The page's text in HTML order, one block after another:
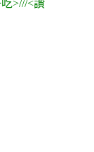
>///<讚